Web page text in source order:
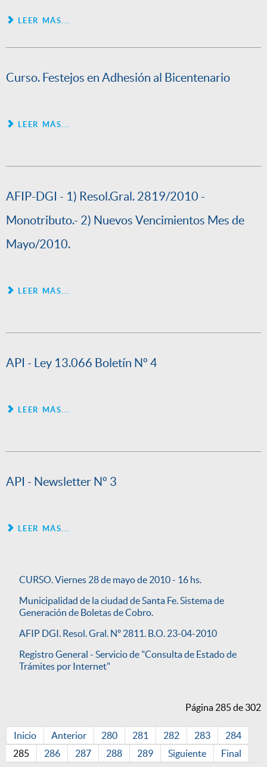
LEER MÁS...
Curso. Festejos en Adhesión al Bicentenario
LEER MÁS...
AFIP-DGI - 1) Resol.Gral. 2819/2010 -
Monotributo.- 2) Nuevos Vencimientos Mes de
Mayo/2010.
LEER MÁS...
API - Ley 13.066 Boletín Nº 4
LEER MÁS...
API - Newsletter Nº 3
LEER MÁS...
CURSO. Viernes 28 de mayo de 2010 - 16 hs.
Municipalidad de la ciudad de Santa Fe. Sistema de
Generación de Boletas de Cobro.
AFIP DGI. Resol. Gral. Nº 2811. B.O. 23-04-2010
Registro General - Servicio de "Consulta de Estado de
Trámites por Internet"
Página 285 de 302
Inicio Anterior 280 281 282 283
284
285
286 287 288 289 Siguiente Final